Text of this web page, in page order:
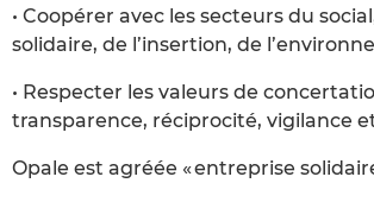
• Coopérer avec les secteurs du
solidaire, de l’insertion, de
• Respecter les valeurs de
transparence, réciprocité, vigilance
Opale est agréée « entreprise